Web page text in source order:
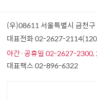
(우)08611 서울특별시 금천
대표전화 02-2627-
야간·공휴일 02-2627-2300,
대표팩스 02-896-6322